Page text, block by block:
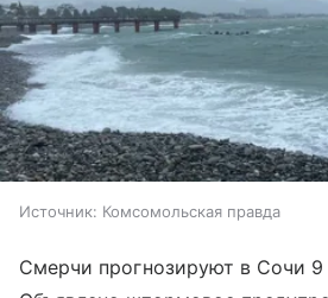
Источник: Комсомольская правда
Смерчи прогнозируют в Сочи 9